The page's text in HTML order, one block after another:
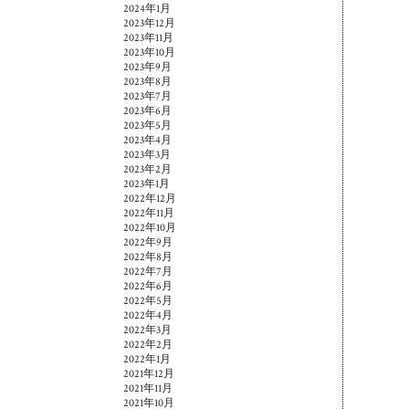
2024年1月
2023年12月
2023年11月
2023年10月
2023年9月
2023年8月
2023年7月
2023年6月
2023年5月
2023年4月
2023年3月
2023年2月
2023年1月
2022年12月
2022年11月
2022年10月
2022年9月
2022年8月
2022年7月
2022年6月
2022年5月
2022年4月
2022年3月
2022年2月
2022年1月
2021年12月
2021年11月
2021年10月